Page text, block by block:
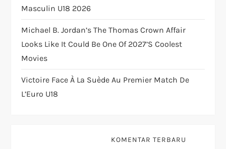
o
n
Masculin U18 2026
Michael B. Jordan’s The Thomas Crown Affair
Looks Like It Could Be One Of 2027’s Coolest
Movies
Victoire Face À La Suède Au Premier Match De
L’Euro U18
KOMENTAR TERBARU